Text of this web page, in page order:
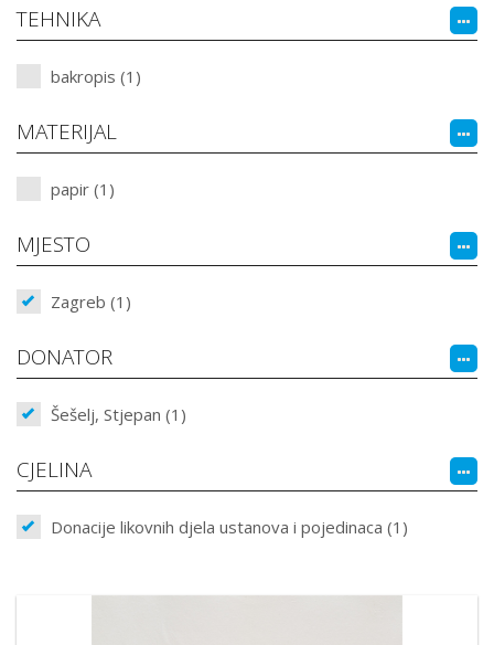
TEHNIKA
bakropis (1)
MATERIJAL
papir (1)
MJESTO
Zagreb (1)
DONATOR
Šešelj, Stjepan (1)
CJELINA
Donacije likovnih djela ustanova i pojedinaca (1)